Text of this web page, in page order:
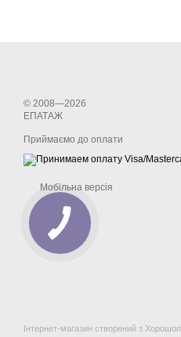
© 2008—2026
ЕПАТАЖ
Приймаємо до оплати
Мобільна версія
Інтернет-магазин створений з Хорошоп